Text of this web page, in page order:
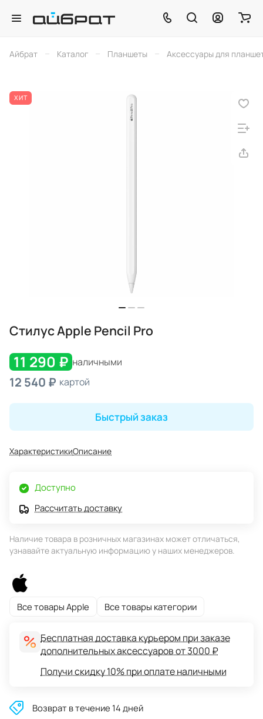
Айбрат – Каталог – Планшеты – Аксессуары для
ХИТ
Стилус Apple Pencil Pro
11 290 ₽ наличными
12 540 ₽ картой
Быстрый заказ
ХарактеристикиОписание
Доступно
Рассчитать доставку
Наличие товара в розничных магазинах может отличаться,
узнавайте актуальную информацию у наших менеджеров.
Все товары Apple Все товары категории
Бесплатная доставка курьером при заказе
дополнительных аксессуаров от 3000 ₽
Получи скидку 10% при оплате наличными
Возврат в течение 14 дней